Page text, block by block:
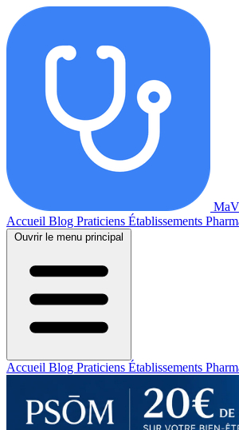
Accueil Blog Praticiens Établissements
Ouvrir le menu principal
Accueil Blog Praticiens Établissements